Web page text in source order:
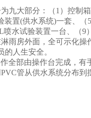
九大部分：（1）控制
装置(供水系统)一套、
喷水试验装置一台、（9
雨房外面，全可示化
的人生安全。
全部由操作台完成，有
管从供水系统分布